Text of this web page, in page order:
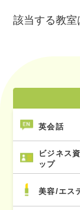
該当する教室
英会話
ビジネス
ップ
美容/エス